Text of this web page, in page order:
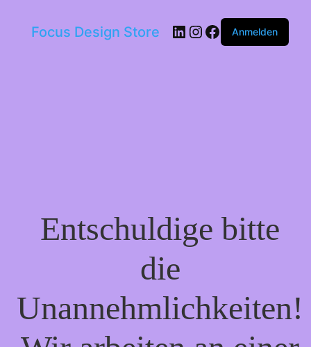
Focus Design Store LinkedIn
Instagram
Facebook
Anmelden
Entschuldige bitte
die
Unannehmlichkeiten!